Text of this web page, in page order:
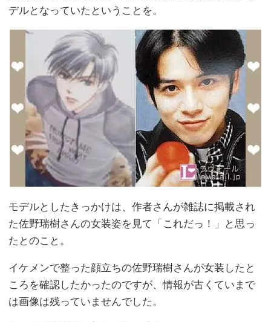
デルとなっていたということを。
モデルとしたきっかけは、作者さんが雑誌に掲載され
た佐野瑞樹さんの女装姿を見て「これだっ！」と思っ
たとのこと。
イケメンで整った顔立ちの佐野瑞樹さんが女装したと
ころを確認したかったのですが、情報が古くていまで
は画像は残っていませんでした。